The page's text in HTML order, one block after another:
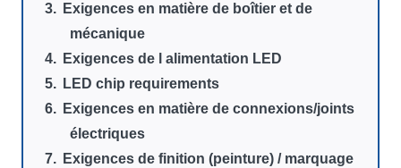
Exigences en matière de boîtier et de
mécanique
Exigences de l alimentation LED
LED chip requirements
Exigences en matière de connexions/joints
électriques
Exigences de finition (peinture) / marquage